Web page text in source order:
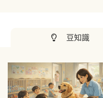
豆知識